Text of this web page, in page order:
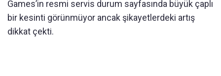
Games’in resmi servis durum sayfasında büyük çaplı
bir kesinti görünmüyor ancak şikayetlerdeki artış
dikkat çekti.